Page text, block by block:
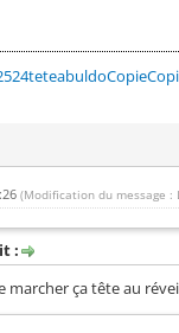
(Modification du message
:
marcher ça tête au